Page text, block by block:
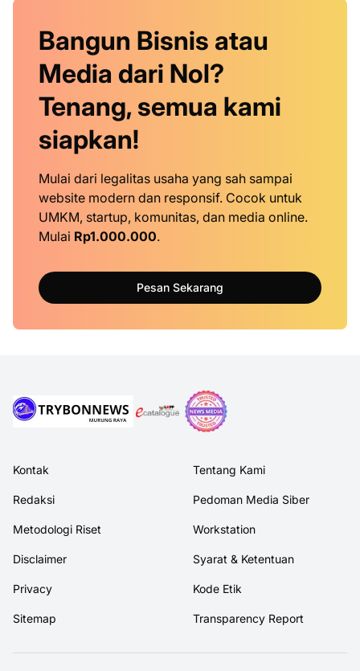
Bangun Bisnis atau
Media dari Nol?
Tenang, semua kami
siapkan!
Mulai dari legalitas usaha yang sah sampai
website modern dan responsif. Cocok untuk
UMKM, startup, komunitas, dan media online.
Mulai Rp1.000.000.
Pesan Sekarang
Kontak Tentang Kami
Redaksi Pedoman Media Siber
Metodologi Riset Workstation
Disclaimer Syarat & Ketentuan
Privacy Kode Etik
Sitemap Transparency Report